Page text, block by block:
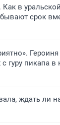
в
срок
гуру пикапа в
ждать ли